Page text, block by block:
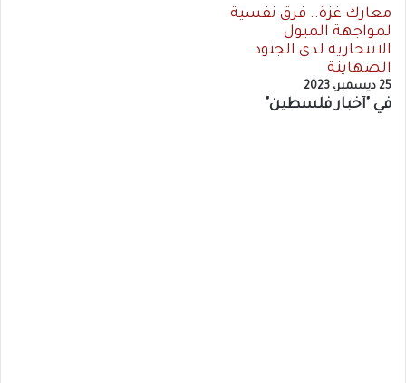
معارك غزة.. فرق نفسية
لمواجهة الميول
الانتحارية لدى الجنود
الصهاينة
25 ديسمبر، 2023
في "أخبار فلسطين"